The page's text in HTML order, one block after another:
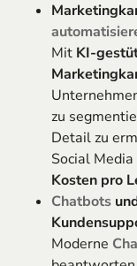
Mit KI-
zu
Detail zu
Social
Kosten pro
Chatbots
Moderne